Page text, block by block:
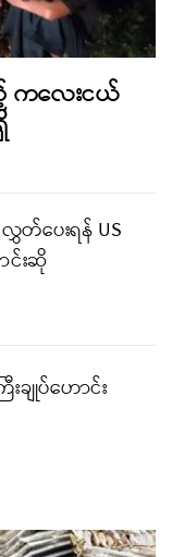
ကလေးငယ်
တ်ပေးရန် US
င်းဆို
ချုပ်ဟောင်း